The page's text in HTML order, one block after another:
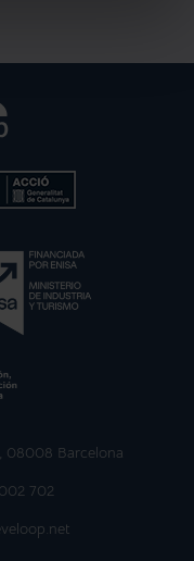
08008 Barcelona
702